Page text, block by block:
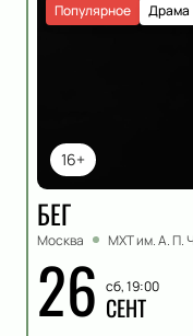
16+
Драма
Популярное
БЕГ
Москва МХТ им. А. П.
26 сб, 19:00
СЕНТ